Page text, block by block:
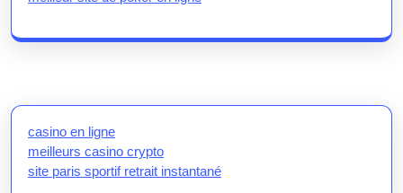
casino en ligne
meilleurs casino crypto
site paris sportif retrait instantané